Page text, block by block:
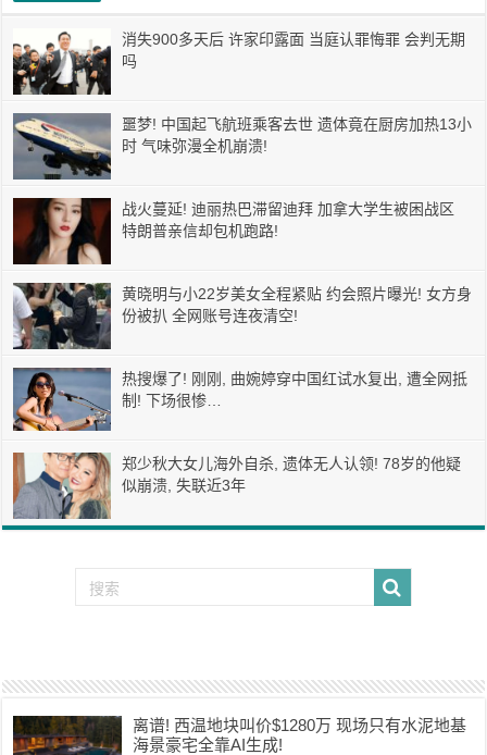
消失900多天后 许家印露面 当庭认罪悔罪 会判无期
吗
噩梦! 中国起飞航班乘客去世 遗体竟在厨房加热13小
时 气味弥漫全机崩溃!
战火蔓延! 迪丽热巴滞留迪拜 加拿大学生被困战区
特朗普亲信却包机跑路!
黄晓明与小22岁美女全程紧贴 约会照片曝光! 女方身
份被扒 全网账号连夜清空!
热搜爆了! 刚刚, 曲婉婷穿中国红试水复出, 遭全网抵
制! 下场很惨…
郑少秋大女儿海外自杀, 遗体无人认领! 78岁的他疑
似崩溃, 失联近3年
离谱! 西温地块叫价$1280万 现场只有水泥地基
海景豪宅全靠AI生成!